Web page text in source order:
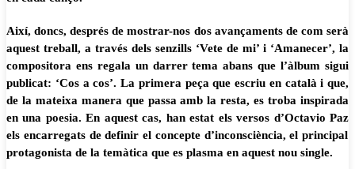
Així, doncs, després de mostrar-nos dos avançamentsde com serà
aquest treball, a través dels senzills ‘Vete de mi’ i ‘Amanecer’, la
compositora ens regala un darrer tema abans que l’àlbum sigui
publicat: ‘Cos a cos’. La primera peça que escriu en català i que,
de la mateixa manera que passa amb la resta,es troba inspirada
en una poesia. En aquest cas, han estat elsversos d’Octavio Paz
els encarregats de definir el concepte d’inconsciència, el principal
protagonista de la temàtica que es plasma en aquest nou single.